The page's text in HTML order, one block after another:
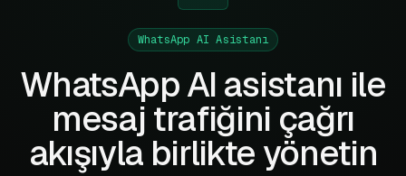
WhatsApp AI Asistanı
WhatsApp AI asistanı ile
mesaj trafiğini çağrı
akışıyla birlikte yönetin